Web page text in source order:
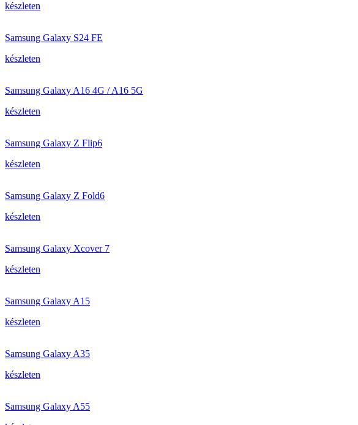
készleten
Samsung Galaxy S24 FE
készleten
Samsung Galaxy A16 4G / A16 5G
készleten
Samsung Galaxy Z Flip6
készleten
Samsung Galaxy Z Fold6
készleten
Samsung Galaxy Xcover 7
készleten
Samsung Galaxy A15
készleten
Samsung Galaxy A35
készleten
Samsung Galaxy A55